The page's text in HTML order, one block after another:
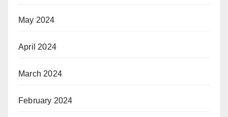
May 2024
April 2024
March 2024
February 2024